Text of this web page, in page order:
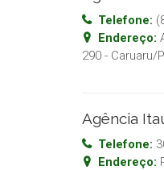
Telefone:
Endereço:
290 - Caruaru/
Agência
Telefone:
Endereço: